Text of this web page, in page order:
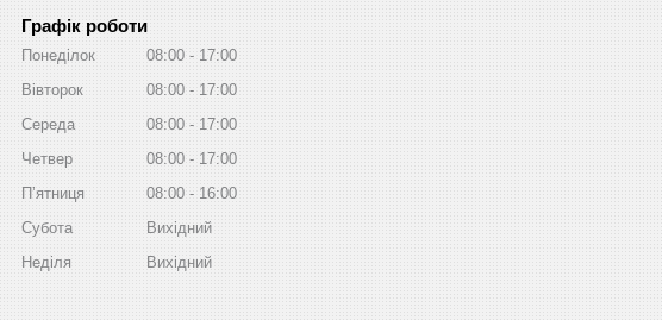
Графік роботи
Понеділок 08:00
17:00
Вівторок
08:00
17:00
Середа
08:00
17:00
Четвер
08:00
17:00
Пʼятниця
08:00
16:00
Субота
Вихідний
Неділя
Вихідний